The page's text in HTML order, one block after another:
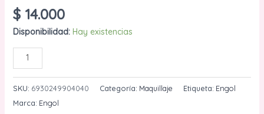
$14.000
Disponibilidad: Hay existencias
Base
Liquida
Matte
Mousse
SKU: 6930249904040 Categoría: Maquillaje Etiqueta: Engol
Marca: Engol